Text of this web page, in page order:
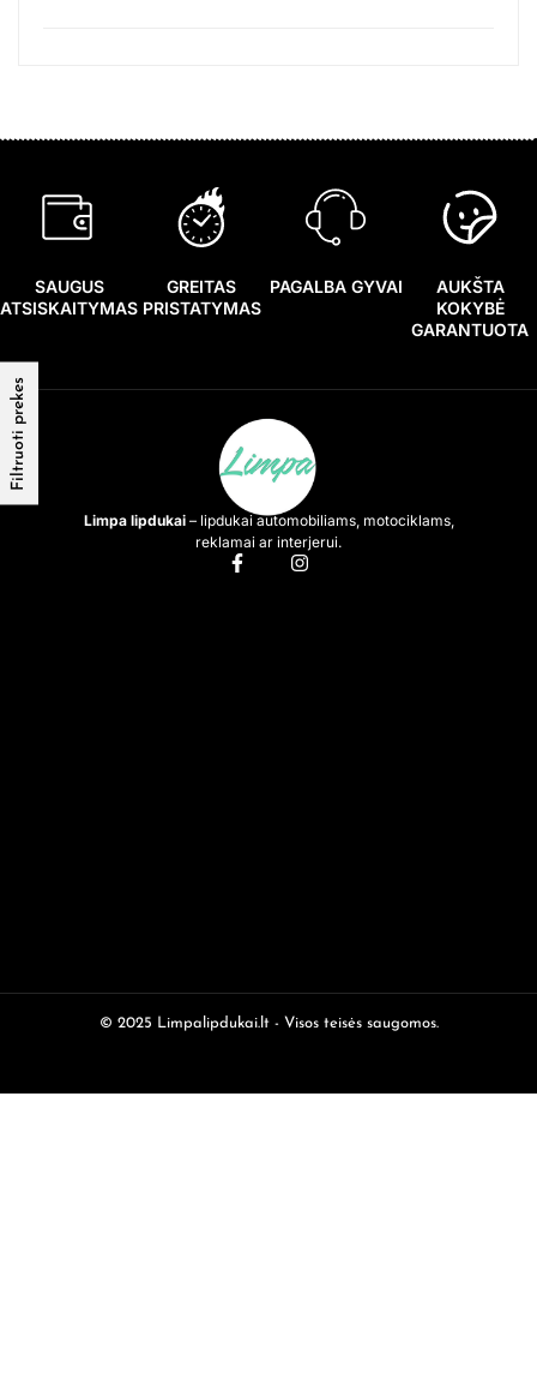
Filtruoti prekes
SAUGUS
ATSISKAITYMAS
GREITAS
PRISTATYMAS
PAGALBA GYVAI
AUKŠTA
KOKYBĖ
GARANTUOTA
Limpa lipdukai– lipdukai automobiliams, motociklams,
reklamai ar interjerui.
© 2025 Limpalipdukai.lt - Visos teisės saugomos.